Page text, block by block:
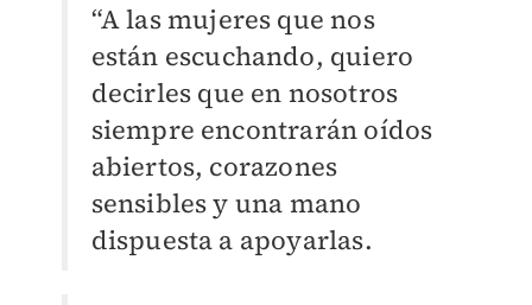
“A las mujeres que nos
están escuchando, quiero
decirles que en nosotros
siempre encontrarán oídos
abiertos, corazones
sensibles y una mano
dispuesta a apoyarlas.